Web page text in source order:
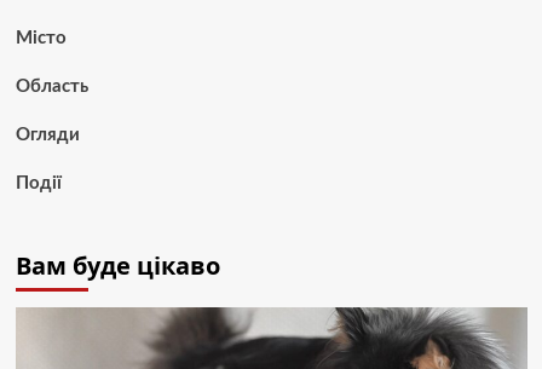
Місто
Область
Огляди
Події
Вам буде цікаво